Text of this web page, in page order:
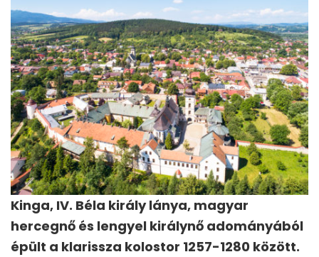
Kinga, IV. Béla király lánya, magyar
hercegnő és lengyel királynő adományából
épült a klarissza kolostor 1257-1280 között.